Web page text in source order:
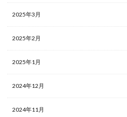
2025年3月
2025年2月
2025年1月
2024年12月
2024年11月